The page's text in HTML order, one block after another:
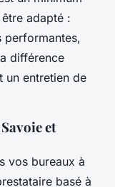
adapté :
performantes,
différence
un entretien de
et
vos bureaux à
basé à